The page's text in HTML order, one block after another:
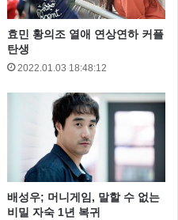
트에서 2위에 오른 것은
캣 돌스의 ‘Don’t Cha’ 와
밴드 더 칙스의 ‘Not
음이다.
당 기록을 언급한 공식 트
girls!” 라고 쓰기
효민 황의조 열애 연상연하 커플
탄생
2022.01.03 18:48:12
배성우; 머니게임, 말할 수 없는
비밀 자숙 1년 복귀